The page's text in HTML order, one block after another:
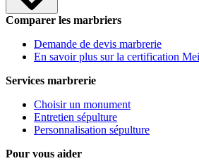
Comparer les marbriers
Demande de devis marbrerie
En savoir plus sur la certification
Services marbrerie
Choisir un monument
Entretien sépulture
Personnalisation sépulture
Pour vous aider